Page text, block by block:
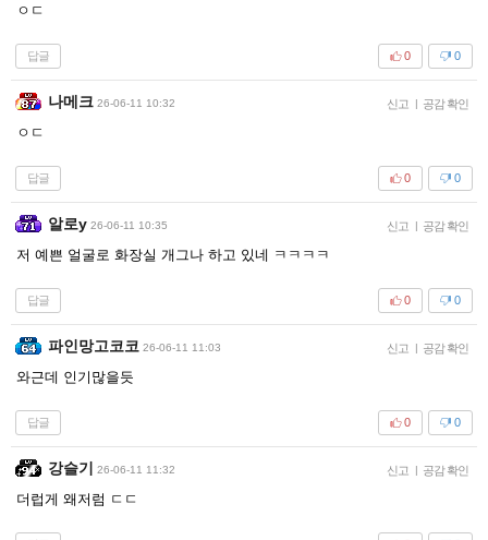
ㅇㄷ
답글 0
0
나메크 26-06-11 10:32 신고 | 공감 확인
ㅇㄷ
답글 0
0
알로y 26-06-11 10:35 신고 | 공감 확인
저 예쁜 얼굴로 화장실 개그나 하고 있네 ㅋㅋㅋㅋ
답글 0
0
파인망고코코 26-06-11 11:03 신고 | 공감 확인
와근데 인기많을듯
답글 0
0
강슬기 26-06-11 11:32 신고 | 공감 확인
더럽게 왜저럼 ㄷㄷ